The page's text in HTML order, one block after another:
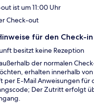
ist um 11:00 Uhr
Check-out
für den Check-in
besitzt keine Rezeption
der normalen
erhalten innerhalb
per E-Mail Anweisungen für
Der Zutritt erfolgt